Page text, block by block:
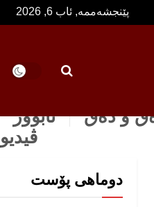
پێنجشەممە, ئاب 6, 2026
و دەق ئابوور
ڤیدیو
دوماهی پۆست